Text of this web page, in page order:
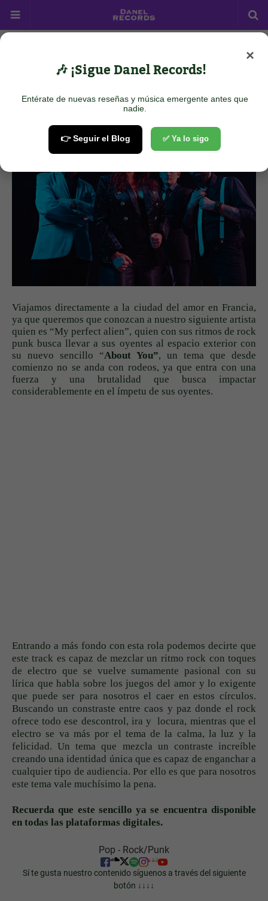
My Perfect Alien - About You
June 11, 2025
Viajamos directamente a la ciudad del amor en Francia,
ya que queremos que conozcan a nuestro siguiente artista
quien es “My perfect alien”, quien con sus ritmos de rock
punk busca llevar a sus oyentes al espacio exterior con
su nuevo sencillo “About You”, un tema que desde
comienzo no se anda con rodeos, ya que entra con una
fuerza y una brutalidad que busca impactar
considerablemente en el ímpetu de sus oyentes.
Entrando a más fondo con esta rola podemos decirte que
este track es capaz de mezclar un ritmo rock con toques
de electro que se vuelve sumamente pasional con su
lírica que habla sobre los juegos del amor y lo exigente
que puede ser para nosotros el caer en estos círculos.
Buscando un constraste entre caos y paz donde el rock
ofrece todo ese descontrol, ira y locura, mientras que el
electro se va más por el tema de la calma, la luz y la
felicidad. Un tema que mezcla un contraste increíble
creando una identidad única que es capaz de enganchar a
cualquier tipo de audiencia. Por ello es que para nosotros
este tema vale muchísimo la pena.
Recuerda que este sencillo ya se encuentra disponible
en todas las plataformas digitales.
Pop - Rock/Punk
Sí te gusta nuestro contenido síguenos a través del siguiente
botón ↓↓↓↓
×
🎶 ¡Sigue Danel Records!
Entérate de nuevas reseñas y música emergente antes que
nadie.
👉 Seguir el Blog ✅ Ya lo sigo